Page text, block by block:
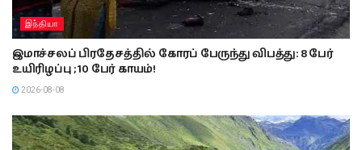
இந்தியா
இமாச்சலப் பிரதேசத்தில் கோரப் பேருந்து விபத்து: 8 பேர்
உயிரிழப்பு ; 10 பேர் காயம்!
2026-08-08